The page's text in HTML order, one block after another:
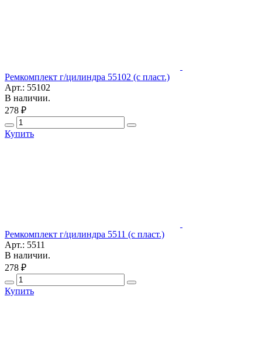
Ремкомплект г/цилиндра 55102 (с пласт.)
Арт.: 55102
В наличии.
278 ₽
Купить
Ремкомплект г/цилиндра 5511 (с пласт.)
Арт.: 5511
В наличии.
278 ₽
Купить